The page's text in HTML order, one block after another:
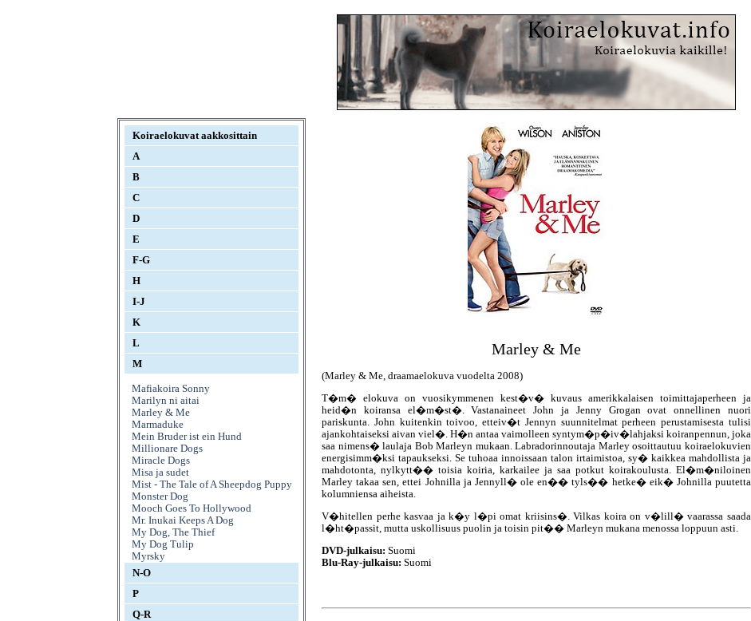
Koiraelokuvat aakkosittain
A
B
C
D
E
F-G
H
I-J
K
L
M
Mafiakoira Sonny
Marilyn ni aitai
Marley & Me
Marmaduke
Mein Bruder ist ein Hund
Millionare Dogs
Miracle Dogs
Misa ja sudet
Mist - The Tale of A Sheepdog Puppy
Monster Dog
Mooch Goes To Hollywood
Mr. Inukai Keeps A Dog
My Dog, The Thief
My Dog Tulip
Myrsky
N-O
P
Q-R
Marley & Me
(Marley & Me, draamaelokuva vuodelta 2008)
T�m� elokuva on vuosikymmenen kest�v� kuvaus amerikkalaisen toimittajaperheen ja
heid�n koiransa el�m�st�. Vastanaineet John ja Jenny Grogan ovat onnellinen nuori
pariskunta. John kuitenkin toivoo, etteiv�t Jennyn suunnitelmat perheen perustamisesta tulisi
ajankohtaiseksi aivan viel�. H�n antaa vaimolleen syntym�p�iv�lahjaksi koiranpennun, joka
saa nimens� laulaja Bob Marleyn mukaan. Labradorinnoutaja Marley osoittautuu koiraelokuvien
energisimm�ksi tapaukseksi. Se tuhoaa innoissaan talon irtaimistoa, sy� kaikkea mahdollista ja
mahdotonta, nylkytt�� toisia koiria, karkailee ja saa potkut koirakoulusta. El�m�niloinen
Marley takaa sen, ettei Johnilla ja Jennyll� ole en�� tyls�� hetke� eik� Johnilla puutetta
kolumniensa aiheista.
V�hitellen perhe kasvaa ja k�y l�pi omat kriisins�. Vilkas koira on v�lill� vaarassa saada
l�ht�passit, mutta uskollisuus puolin ja toisin pit�� Marleyn mukana menossa loppuun asti.
DVD-julkaisu: Suomi
Blu-Ray-julkaisu: Suomi